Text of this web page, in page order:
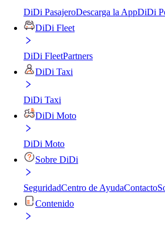
DiDi PasajeroDescarga la AppDiDi
DiDi Fleet
DiDi FleetPartners
DiDi Taxi
DiDi Taxi
DiDi Moto
DiDi Moto
Sobre DiDi
SeguridadCentro de AyudaContacto
Contenido